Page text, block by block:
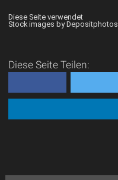
Diese Seite verwendet
Stock images by Depositphotos
Diese Seite Teilen: